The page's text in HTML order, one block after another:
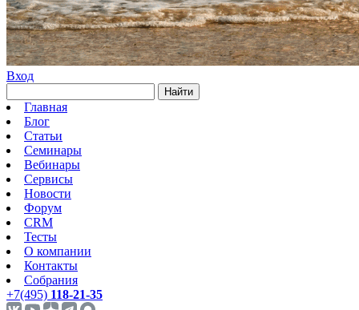
Вход
Найти
Главная
Блог
Статьи
Семинары
Вебинары
Сервисы
Новости
Форум
CRM
Тесты
О компании
Контакты
Собрания
+7(495) 118-21-35